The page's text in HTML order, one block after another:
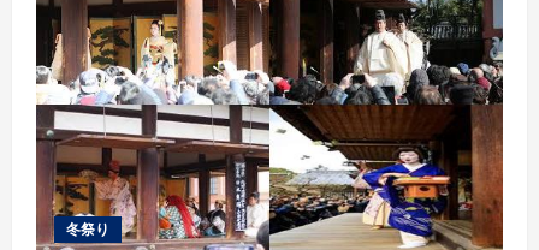
冬祭り